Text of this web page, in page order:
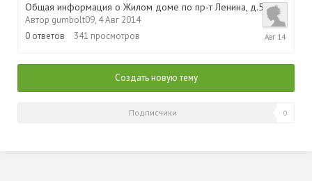
Общая информация о Жилом доме по пр-т Ленина, д.57
Автор gumbolt09, 4 Авг 2014
0 ответов 341 просмотров
4
Создать новую тему
Подписчики 0